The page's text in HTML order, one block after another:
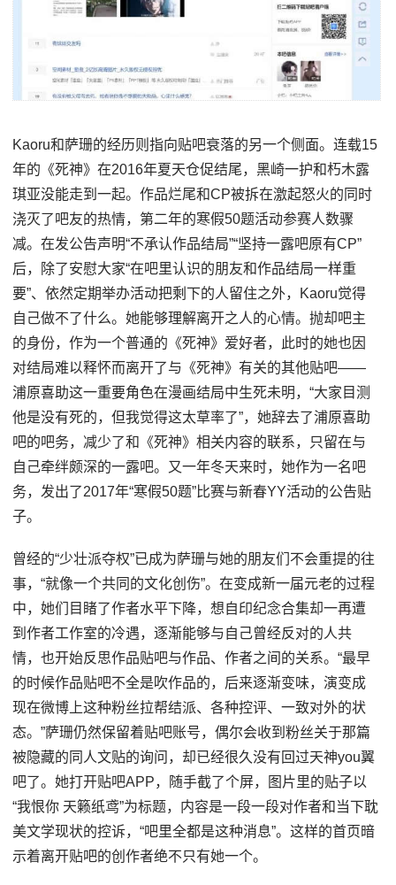
Kaoru和萨珊的经历则指向贴吧衰落的另一个侧面。连载15
年的《死神》在2016年夏天仓促结尾，黑崎一护和朽木露
琪亚没能走到一起。作品烂尾和CP被拆在激起怒火的同时
浇灭了吧友的热情，第二年的寒假50题活动参赛人数骤
减。在发公告声明“不承认作品结局”“坚持一露吧原有CP”
后，除了安慰大家“在吧里认识的朋友和作品结局一样重
要”、依然定期举办活动把剩下的人留住之外，Kaoru觉得
自己做不了什么。她能够理解离开之人的心情。抛却吧主
的身份，作为一个普通的《死神》爱好者，此时的她也因
对结局难以释怀而离开了与《死神》有关的其他贴吧——
浦原喜助这一重要角色在漫画结局中生死未明，“大家目测
他是没有死的，但我觉得这太草率了”，她辞去了浦原喜助
吧的吧务，减少了和《死神》相关内容的联系，只留在与
自己牵绊颇深的一露吧。又一年冬天来时，她作为一名吧
务，发出了2017年“寒假50题”比赛与新春YY活动的公告贴
子。
曾经的“少壮派夺权”已成为萨珊与她的朋友们不会重提的往
事，“就像一个共同的文化创伤”。在变成新一届元老的过程
中，她们目睹了作者水平下降，想自印纪念合集却一再遭
到作者工作室的冷遇，逐渐能够与自己曾经反对的人共
情，也开始反思作品贴吧与作品、作者之间的关系。“最早
的时候作品贴吧不全是吹作品的，后来逐渐变味，演变成
现在微博上这种粉丝拉帮结派、各种控评、一致对外的状
态。”萨珊仍然保留着贴吧账号，偶尔会收到粉丝关于那篇
被隐藏的同人文贴的询问，却已经很久没有回过天神you翼
吧了。她打开贴吧APP，随手截了个屏，图片里的贴子以
“我恨你 天籁纸鸢”为标题，内容是一段一段对作者和当下耽
美文学现状的控诉，“吧里全都是这种消息”。这样的首页暗
示着离开贴吧的创作者绝不只有她一个。